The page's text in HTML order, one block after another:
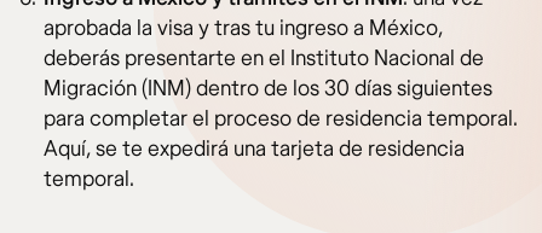
aprobada la visa y tras tu ingreso a México,
deberás presentarte en el Instituto Nacional de
Migración (INM) dentro de los 30 días siguientes
para completar el proceso de residencia temporal.
Aquí, se te expedirá una tarjeta de residencia
temporal.